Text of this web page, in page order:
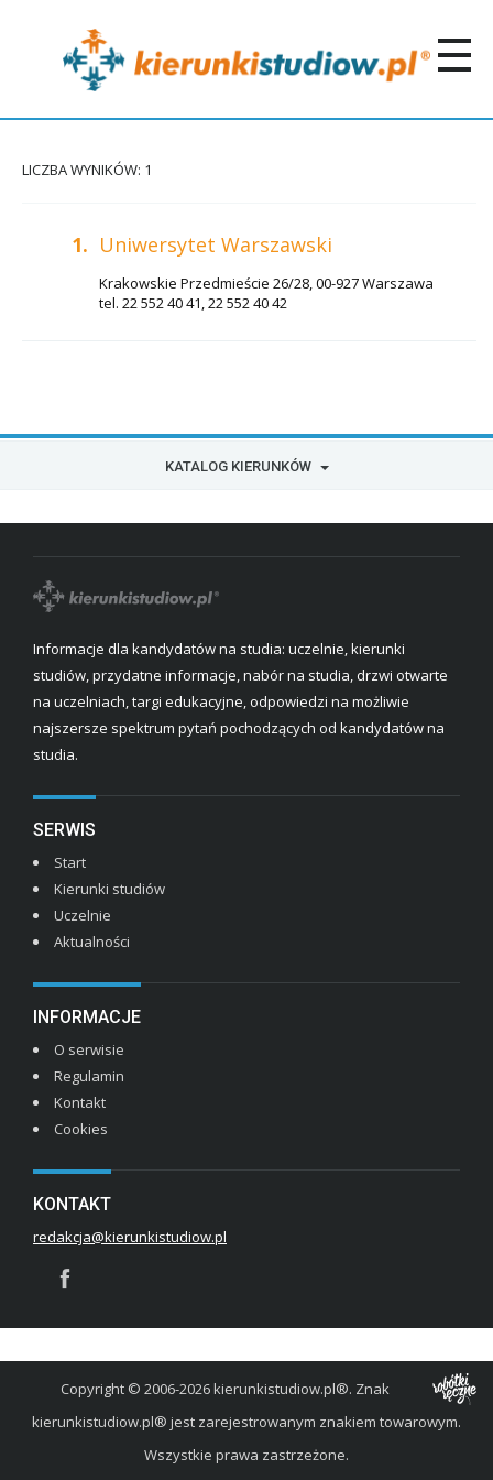
LICZBA WYNIKÓW: 1
1. Uniwersytet Warszawski
Krakowskie Przedmieście 26/28, 00-927 Warszawa
tel. 22 552 40 41, 22 552 40 42
KATALOG KIERUNKÓW
Informacje dla kandydatów na studia: uczelnie, kierunki
studiów, przydatne informacje, nabór na studia, drzwi otwarte
na uczelniach, targi edukacyjne, odpowiedzi na możliwie
najszersze spektrum pytań pochodzących od kandydatów na
studia.
SERWIS
Start
Kierunki studiów
Uczelnie
Aktualności
INFORMACJE
O serwisie
Regulamin
Kontakt
Cookies
KONTAKT
redakcja@kierunkistudiow.pl
Copyright © 2006-2026 kierunkistudiow.pl®. Znak
kierunkistudiow.pl® jest zarejestrowanym znakiem towarowym.
Wszystkie prawa zastrzeżone.